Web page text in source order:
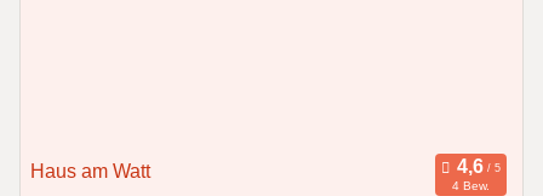
Haus am Watt
4 Bew.